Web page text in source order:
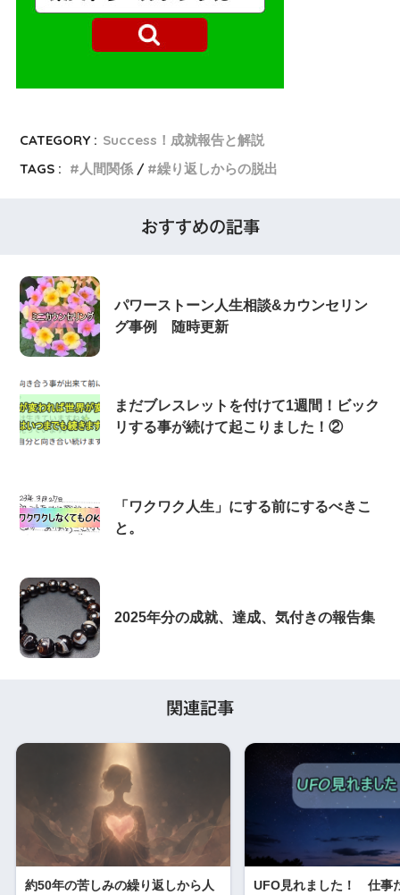
CATEGORY : Success！成就報告と解説
TAGS :
人間関係 繰り返しからの脱出
おすすめの記事
パワーストーン人生相談&カウンセリン
グ事例 随時更新
まだブレスレットを付けて1週間！ビック
リする事が続けて起こりました！②
「ワクワク人生」にする前にするべきこ
と。
2025年分の成就、達成、気付きの報告集
関連記事
約50年の苦しみの繰り返しから人
UFO見れました！ 仕事